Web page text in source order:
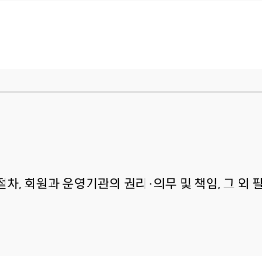
, 회원과 운영기관의 권리·의무 및 책임, 그 외